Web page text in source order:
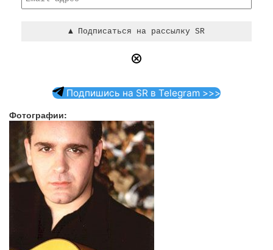
Подпишись на SR в Telegram >>>
Фотографии: